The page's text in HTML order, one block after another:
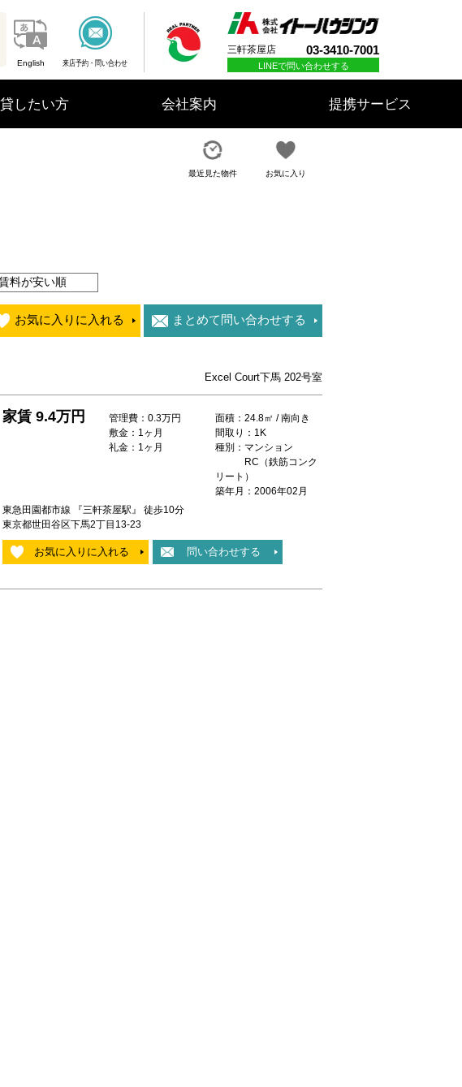
English 来店予約・問い合わせ
したい方 会社案内 提携サービス
三軒茶屋店 03-3410-7001
LINEで問い合わせする
最近見た物件 お気に入り
お気に入りに入れる まとめて問い合わせする
Excel Court下馬 202号室
家賃 9.4万円
管理費：0.3万円
敷金：1ヶ月
礼金：1ヶ月
面積：24.8㎡ / 南向き
間取り：1K
種別：マンション
RC（鉄筋コンク
リート）
築年月：2006年02月
東急田園都市線 『三軒茶屋駅』 徒歩10分
東京都世田谷区下馬2丁目13-23
お気に入りに入れる 問い合わせする